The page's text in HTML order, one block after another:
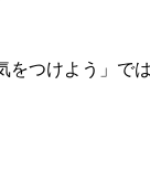
つけよう」では